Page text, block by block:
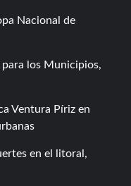
Nacional de
para los Municipios,
Ventura Píriz en
en el litoral,